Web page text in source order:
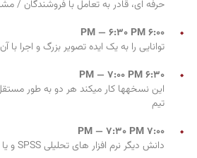
حرفه ای، قادر به تعامل با فروشندگان /
6:00 PM — 6:30 PM
توانایی را به یک ایده تصویر بزرگ و اجرا با آن
6:30 PM — 7:00 PM
این نسخهها کار میکند هر دو به طور
تیم
7:00 PM — 7:30 PM
دانش دیگر نرم افزار های تحلیلی SPSS و یا